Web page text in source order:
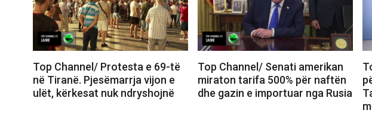
Top Channel/ Protesta e 69-të
në Tiranë. Pjesëmarrja vijon e
ulët, kërkesat nuk ndryshojnë
Top Channel/ Senati amerikan
miraton tarifa 500% për naftën
dhe gazin e importuar nga Rusia